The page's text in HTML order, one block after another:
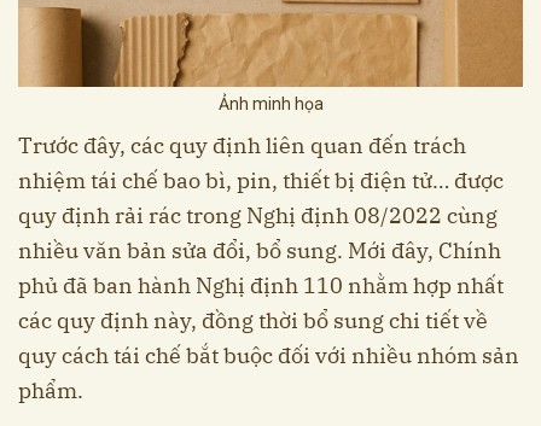
Ảnh minh họa
Trước đây, các quy định liên quan đến trách
nhiệm tái chế bao bì, pin, thiết bị điện tử… được
quy định rải rác trong Nghị định 08/2022 cùng
nhiều văn bản sửa đổi, bổ sung. Mới đây, Chính
phủ đã ban hành Nghị định 110 nhằm hợp nhất
các quy định này, đồng thời bổ sung chi tiết về
quy cách tái chế bắt buộc đối với nhiều nhóm sản
phẩm.